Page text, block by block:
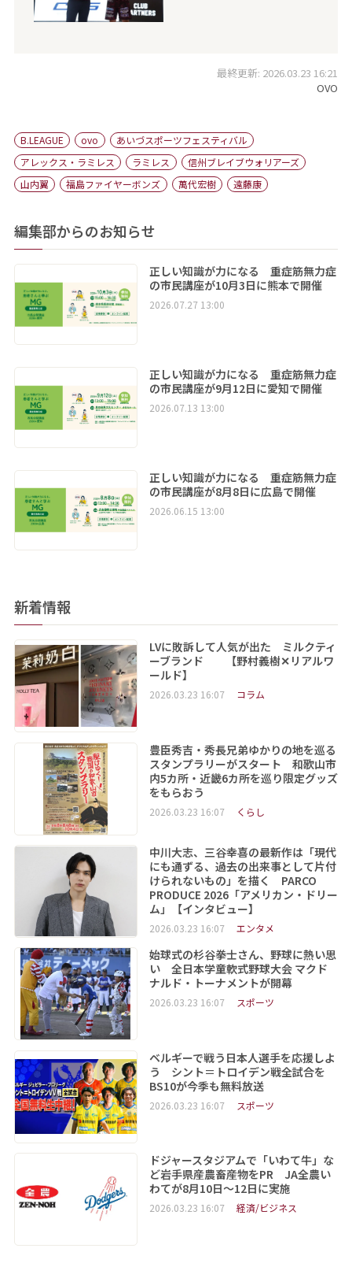
最終更新: 2026.03.23 16:21
OVO
B.LEAGUE ovo
あいづスポーツフェスティバル
アレックス・ラミレス
ラミレス
信州ブレイブウォリアーズ
山内翼
福島ファイヤーボンズ 萬代宏樹 遠藤康
編集部からのお知らせ
正しい知識が力になる 重症筋無力症
の市民講座が10月3日に熊本で開催
2026.07.27 13:00
正しい知識が力になる 重症筋無力症
の市民講座が9月12日に愛知で開催
2026.07.13 13:00
正しい知識が力になる 重症筋無力症
の市民講座が8月8日に広島で開催
2026.06.15 13:00
新着情報
LVに敗訴して人気が出た ミルクティ
ーブランド 【野村義樹✕リアルワ
ールド】
2026.03.23 16:07 コラム
豊臣秀吉・秀長兄弟ゆかりの地を巡る
スタンプラリーがスタート 和歌山市
内5カ所・近畿6カ所を巡り限定グッズ
をもらおう
2026.03.23 16:07 くらし
中川大志、三谷幸喜の最新作は「現代
にも通ずる、過去の出来事として片付
けられないもの」を描く PARCO
PRODUCE 2026「アメリカン・ドリー
ム」【インタビュー】
2026.03.23 16:07 エンタメ
始球式の杉谷拳士さん、野球に熱い思
い 全日本学童軟式野球大会 マクド
ナルド・トーナメントが開幕
2026.03.23 16:07 スポーツ
ベルギーで戦う日本人選手を応援しよ
う シント＝トロイデン戦全試合を
BS10が今季も無料放送
2026.03.23 16:07 スポーツ
ドジャースタジアムで「いわて牛」な
ど岩手県産農畜産物をPR JA全農い
わてが8月10日～12日に実施
2026.03.23 16:07 経済/ビジネス